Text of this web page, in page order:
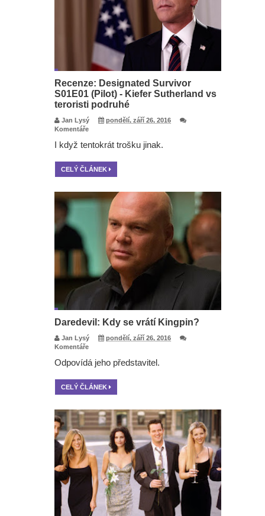
Recenze: Designated Survivor
S01E01 (Pilot) - Kiefer Sutherland vs
teroristi podruhé
Jan Lysý
pondělí, září 26, 2016
Komentáře
I když tentokrát trošku jinak.
CELÝ ČLÁNEK
Daredevil: Kdy se vrátí Kingpin?
Jan Lysý
pondělí, září 26, 2016
Komentáře
Odpovídá jeho představitel.
CELÝ ČLÁNEK